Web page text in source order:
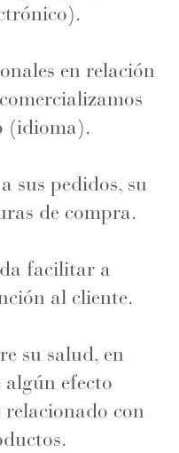
en relación
(idioma).
sus pedidos, su
de compra.
facilitar a
al cliente.
su salud, en
efecto
relacionado con